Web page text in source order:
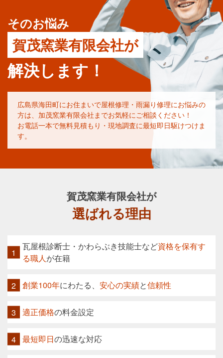
そのお悩み
賀茂窯業有限会社が
解決します！
広島県海田町にお住まいで屋根修理・雨漏り修理にお悩みの
方は、加茂窯業有限会社までお気軽にご相談ください！
お電話一本で無料見積もり・現地調査に最短即日駆けつけま
す。
賀茂窯業有限会社が
選ばれる理由
瓦屋根診断士・かわらぶき技能士など資格を保有す
る職人が在籍
創業100年にわたる、 安心の実績と信頼性
適正価格の料金設定
最短即日の迅速な対応